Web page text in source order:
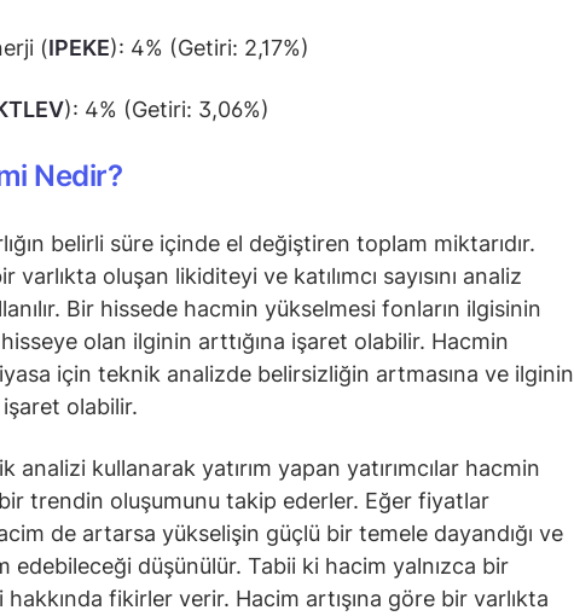
(IPEKE): 4% (Getiri: 2,17%)
): 4% (Getiri: 3,06%)
Nedir?
belirli süre içinde el değiştiren toplam miktarıdır.
varlıkta oluşan likiditeyi ve katılımcı sayısını analiz
Bir hissede hacmin yükselmesi fonların ilgisinin
olan ilginin arttığına işaret olabilir. Hacmin
için teknik analizde belirsizliğin artmasına ve ilginin
işaret olabilir.
analizi kullanarak yatırım yapan yatırımcılar hacmin
bir trendin oluşumunu takip ederler. Eğer fiyatlar
de artarsa yükselişin güçlü bir temele dayandığı ve
edebileceği düşünülür. Tabii ki hacim yalnızca bir
fikirler verir. Hacim artışına göre bir varlıkta